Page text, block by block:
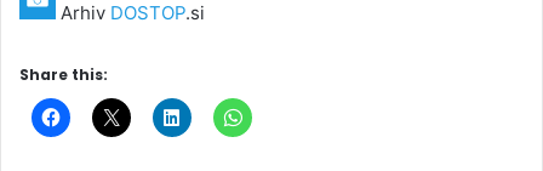
Arhiv DOSTOP.si
Share this: